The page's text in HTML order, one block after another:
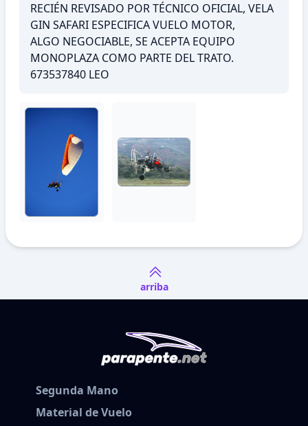
RECIÉN REVISADO POR TÉCNICO OFICIAL, VELA
GIN SAFARI ESPECIFICA VUELO MOTOR,
ALGO NEGOCIABLE, SE ACEPTA EQUIPO
MONOPLAZA COMO PARTE DEL TRATO.
673537840 LEO
arriba
Segunda Mano
Material de Vuelo